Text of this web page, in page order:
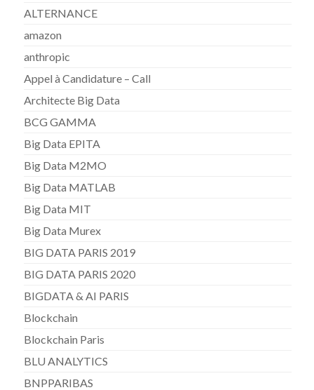
ALTERNANCE
amazon
anthropic
Appel à Candidature – Call
Architecte Big Data
BCG GAMMA
Big Data EPITA
Big Data M2MO
Big Data MATLAB
Big Data MIT
Big Data Murex
BIG DATA PARIS 2019
BIG DATA PARIS 2020
BIGDATA & AI PARIS
Blockchain
Blockchain Paris
BLU ANALYTICS
BNPPARIBAS